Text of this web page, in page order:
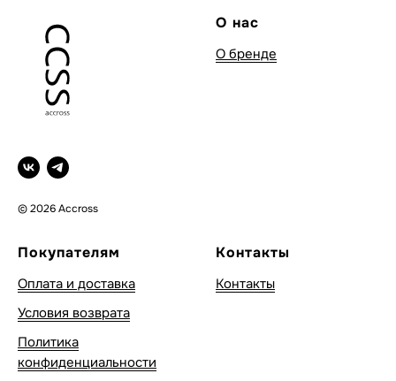
© 2026 Accross
О нас
О бренде
Покупателям
Оплата и доставка
Условия возврата
Политика
конфиденциальности
Контакты
Контакты